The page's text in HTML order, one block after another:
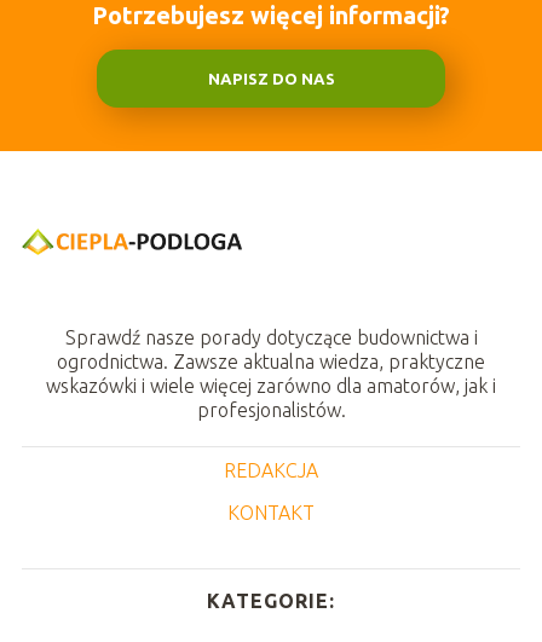
Potrzebujesz więcej informacji?
NAPISZ DO NAS
Sprawdź nasze porady dotyczące budownictwa i
ogrodnictwa. Zawsze aktualna wiedza, praktyczne
wskazówki i wiele więcej zarówno dla amatorów, jak i
profesjonalistów.
REDAKCJA
KONTAKT
KATEGORIE: